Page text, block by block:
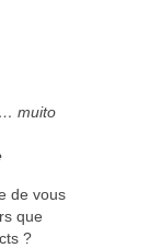
muito
de vous
que
?